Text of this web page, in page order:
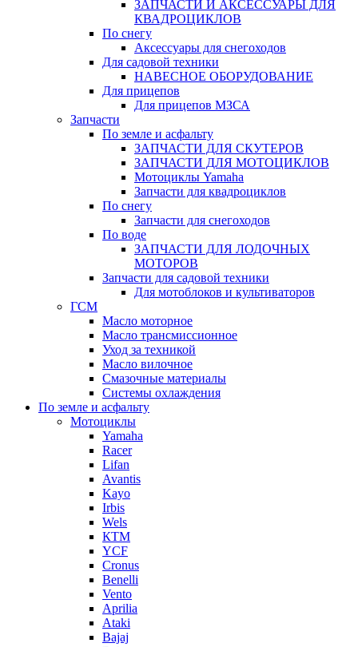
ЗАПЧАСТИ И АКСЕССУАРЫ ДЛЯ
КВАДРОЦИКЛОВ
По снегу
Аксессуары для снегоходов
Для садовой техники
НАВЕСНОЕ ОБОРУДОВАНИЕ
Для прицепов
Для прицепов МЗСА
Запчасти
По земле и асфальту
ЗАПЧАСТИ ДЛЯ СКУТЕРОВ
ЗАПЧАСТИ ДЛЯ МОТОЦИКЛОВ
Мотоциклы Yamaha
Запчасти для квадроциклов
По снегу
Запчасти для снегоходов
По воде
ЗАПЧАСТИ ДЛЯ ЛОДОЧНЫХ
МОТОРОВ
Запчасти для садовой техники
Для мотоблоков и культиваторов
ГСМ
Масло моторное
Масло трансмиссионное
Уход за техникой
Масло вилочное
Смазочные материалы
Системы охлаждения
По земле и асфальту
Мотоциклы
Yamaha
Racer
Lifan
Avantis
Kayo
Irbis
Wels
КТМ
YCF
Cronus
Benelli
Vento
Aprilia
Ataki
Bajaj